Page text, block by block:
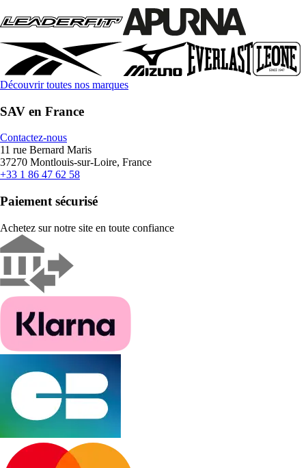
Découvrir toutes nos marques
SAV en France
Contactez-nous
11 rue Bernard Maris
37270 Montlouis-sur-Loire, France
+33 1 86 47 62 58
Paiement sécurisé
Achetez sur notre site en toute confiance